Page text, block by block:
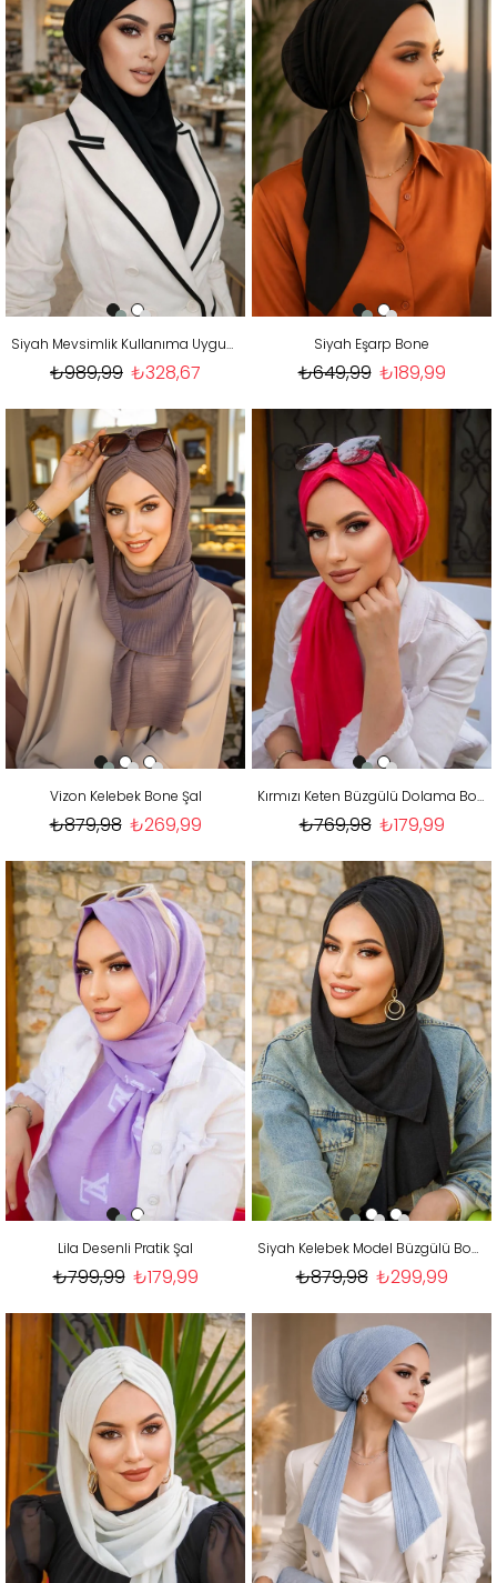
Siyah Mevsimlik Kullanıma Uygun Kelebek Bone Şal (likralı krep kumaştır)
₺328,67
₺989,99
Siyah Eşarp Bone
₺189,99
₺649,99
Vizon Kelebek Bone Şal
₺269,99
₺879,98
Kırmızı Keten Büzgülü Dolama Bone
₺179,99
₺769,98
Lila Desenli Pratik Şal
₺179,99
₺799,99
Siyah Kelebek Model Büzgülü Bone Şal
₺299,99
₺879,98